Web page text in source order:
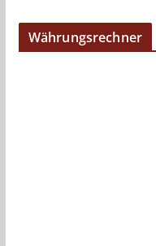
Währungsrechner